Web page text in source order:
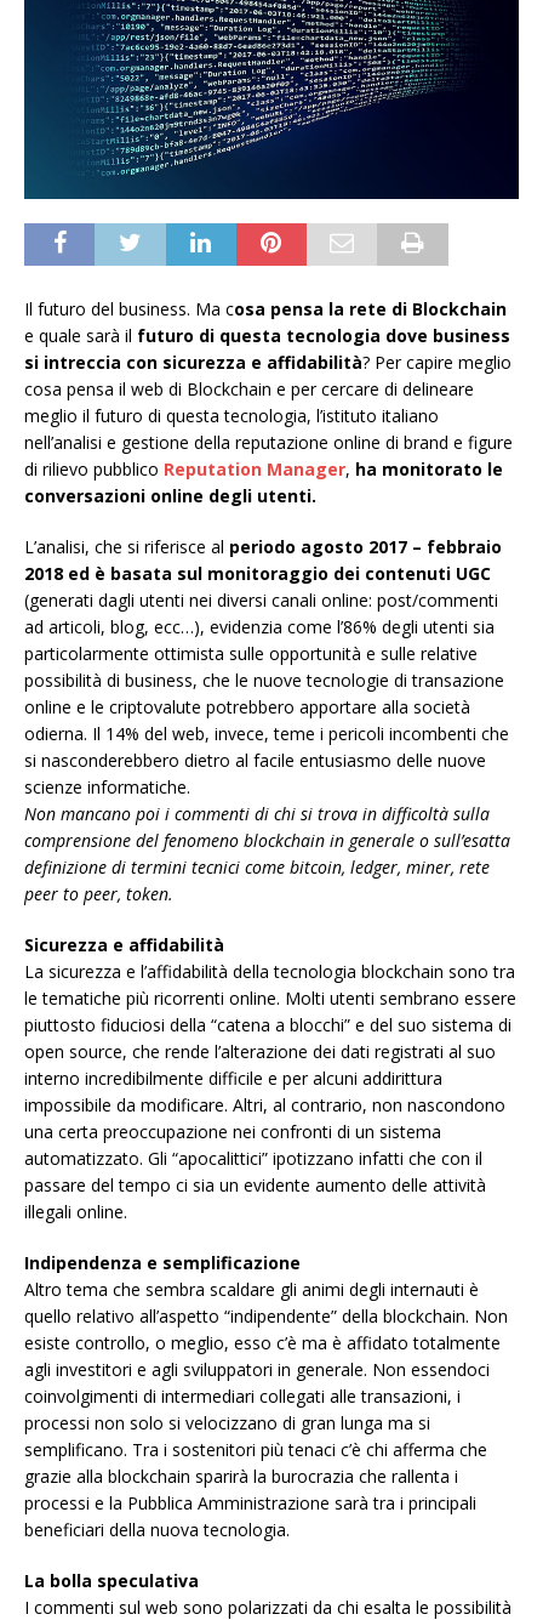
Il futuro del business. Ma cosa pensa la rete di Blockchain
e quale sarà il futuro di questa tecnologia dove business
si intreccia con sicurezza e affidabilità? Per capire meglio
cosa pensa il web di Blockchain e per cercare di delineare
meglio il futuro di questa tecnologia, l’istituto italiano
nell’analisi e gestione della reputazione online di brand e figure
di rilievo pubblico Reputation Manager, ha monitorato le
conversazioni online degli utenti.
L’analisi, che si riferisce al periodo agosto 2017 – febbraio
2018 ed è basata sul monitoraggio dei contenuti UGC
(generati dagli utenti nei diversi canali online: post/commenti
ad articoli, blog, ecc…), evidenzia come l’86% degli utenti sia
particolarmente ottimista sulle opportunità e sulle relative
possibilità di business, che le nuove tecnologie di transazione
online e le criptovalute potrebbero apportare alla società
odierna. Il 14% del web, invece, teme i pericoli incombenti che
si nasconderebbero dietro al facile entusiasmo delle nuove
scienze informatiche.
Non mancano poi i commenti di chi si trova in difficoltà sulla
comprensione del fenomeno blockchain in generale o sull’esatta
definizione di termini tecnici come bitcoin, ledger, miner, rete
peer to peer, token.
Sicurezza e affidabilità
La sicurezza e l’affidabilità della tecnologia blockchain sono tra
le tematiche più ricorrenti online. Molti utenti sembrano essere
piuttosto fiduciosi della “catena a blocchi” e del suo sistema di
open source, che rende l’alterazione dei dati registrati al suo
interno incredibilmente difficile e per alcuni addirittura
impossibile da modificare. Altri, al contrario, non nascondono
una certa preoccupazione nei confronti di un sistema
automatizzato. Gli “apocalittici” ipotizzano infatti che con il
passare del tempo ci sia un evidente aumento delle attività
illegali online.
Indipendenza e semplificazione
Altro tema che sembra scaldare gli animi degli internauti è
quello relativo all’aspetto “indipendente” della blockchain. Non
esiste controllo, o meglio, esso c’è ma è affidato totalmente
agli investitori e agli sviluppatori in generale. Non essendoci
coinvolgimenti di intermediari collegati alle transazioni, i
processi non solo si velocizzano di gran lunga ma si
semplificano. Tra i sostenitori più tenaci c’è chi afferma che
grazie alla blockchain sparirà la burocrazia che rallenta i
processi e la Pubblica Amministrazione sarà tra i principali
beneficiari della nuova tecnologia.
La bolla speculativa
I commenti sul web sono polarizzati da chi esalta le possibilità